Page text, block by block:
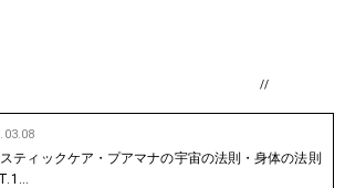
//
ティックケア・プアマナの宇宙の法則・身体の法則